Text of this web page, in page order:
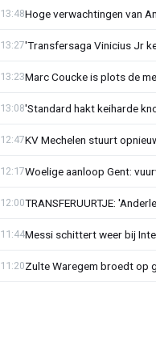
Hoge verwachtingen van
13:48
'Transfersaga Vinicius Jr
13:27
Marc Coucke is plots de
13:23
'Standard hakt keiharde
13:08
KV Mechelen stuurt
12:47
Woelige aanloop Gent:
12:17
TRANSFERUURTJE:
12:00
Messi schittert weer bij
11:44
Zulte Waregem broedt op
11:20